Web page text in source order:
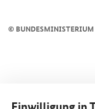
© BUNDESMINISTERIUM